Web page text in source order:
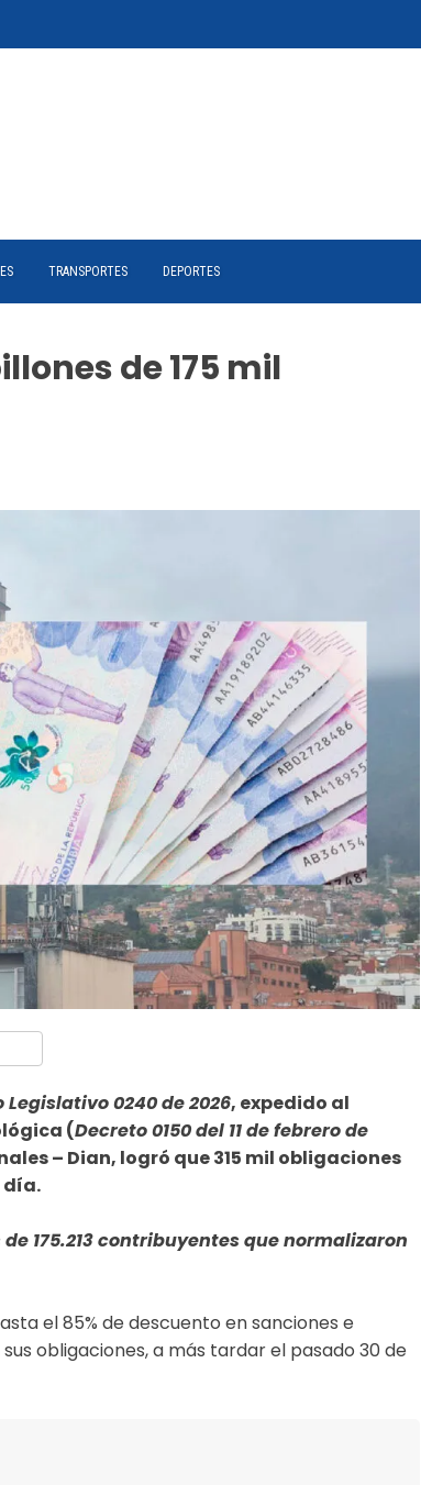
TRANSPORTES DEPORTES
de 175 mil
Legislativo 0240 de 2026, expedido al
(Decreto 0150 del 11 de febrero de
– Dian, logró que 315 mil obligaciones
día.
175.213 contribuyentes que normalizaron
el 85% de descuento en sanciones e
obligaciones, a más tardar el pasado 30 de